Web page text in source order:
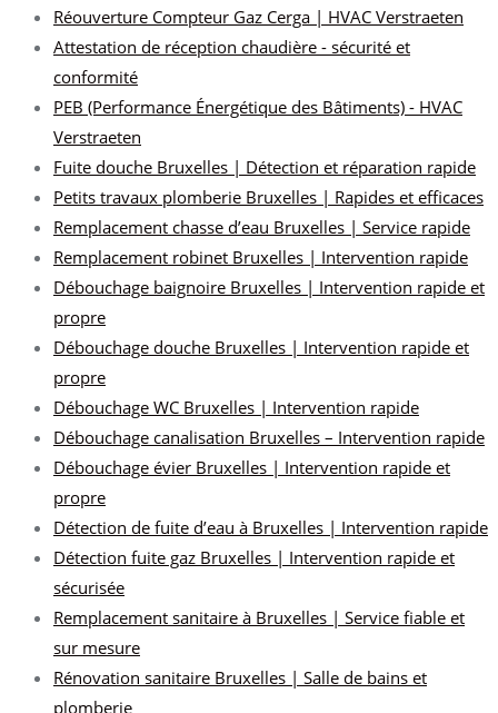
Réouverture Compteur Gaz Cerga | HVAC Verstraeten
Attestation de réception chaudière - sécurité et
conformité
PEB (Performance Énergétique des Bâtiments) - HVAC
Verstraeten
Fuite douche Bruxelles | Détection et réparation rapide
Petits travaux plomberie Bruxelles | Rapides et efficaces
Remplacement chasse d’eau Bruxelles | Service rapide
Remplacement robinet Bruxelles | Intervention rapide
Débouchage baignoire Bruxelles | Intervention rapide et
propre
Débouchage douche Bruxelles | Intervention rapide et
propre
Débouchage WC Bruxelles | Intervention rapide
Débouchage canalisation Bruxelles – Intervention rapide
Débouchage évier Bruxelles | Intervention rapide et
propre
Détection de fuite d’eau à Bruxelles | Intervention rapide
Détection fuite gaz Bruxelles | Intervention rapide et
sécurisée
Remplacement sanitaire à Bruxelles | Service fiable et
sur mesure
Rénovation sanitaire Bruxelles | Salle de bains et
plomberie